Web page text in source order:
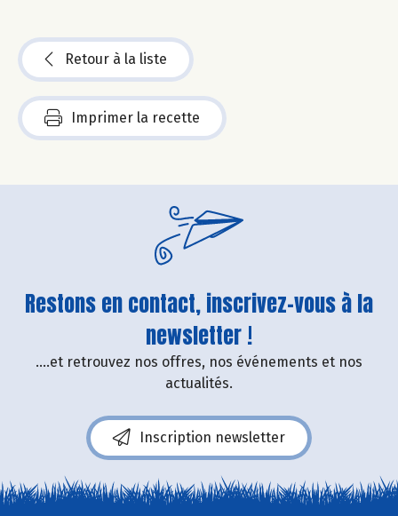
Retour à la liste
Imprimer la recette
Restons en contact, inscrivez-vous à la
newsletter !
....et retrouvez nos offres, nos événements et nos
actualités.
Inscription newsletter